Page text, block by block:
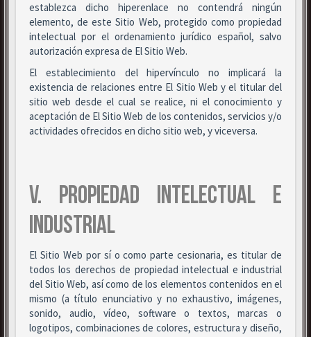
establezca dicho hiperenlace no contendrá ningún
elemento, de este Sitio Web, protegido como propiedad
intelectual por el ordenamiento jurídico español, salvo
autorización expresa de El Sitio Web.
El establecimiento del hipervínculo no implicará la
existencia de relaciones entre El Sitio Web y el titular del
sitio web desde el cual se realice, ni el conocimiento y
aceptación de El Sitio Web de los contenidos, servicios y/o
actividades ofrecidos en dicho sitio web, y viceversa.
V. PROPIEDAD INTELECTUAL E
INDUSTRIAL
El Sitio Web por sí o como parte cesionaria, es titular de
todos los derechos de propiedad intelectual e industrial
del Sitio Web, así como de los elementos contenidos en el
mismo (a título enunciativo y no exhaustivo, imágenes,
sonido, audio, vídeo, software o textos, marcas o
logotipos, combinaciones de colores, estructura y diseño,